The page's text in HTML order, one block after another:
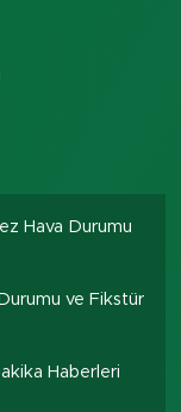
Hava Durumu
ve Fikstür
Haberleri